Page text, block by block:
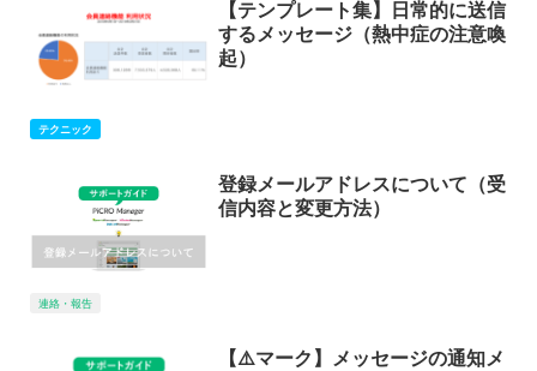
テクニック
【テンプレート集】日常的に送信
するメッセージ（熱中症の注意喚
起）
連絡・報告
登録メールアドレスについて（受
信内容と変更方法）
【⚠️マーク】メッセージの通知メ